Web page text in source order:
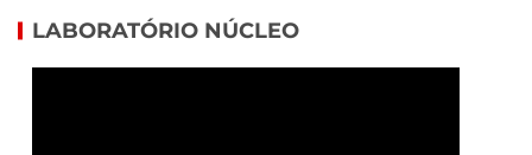
LABORATÓRIO NÚCLEO